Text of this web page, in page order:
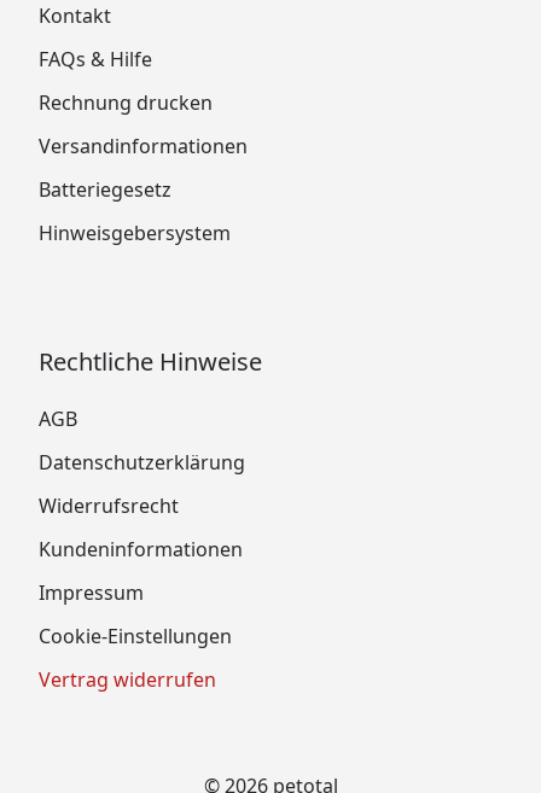
Kontakt
FAQs & Hilfe
Rechnung drucken
Versandinformationen
Batteriegesetz
Hinweisgebersystem
Rechtliche Hinweise
AGB
Datenschutzerklärung
Widerrufsrecht
Kundeninformationen
Impressum
Cookie-Einstellungen
Vertrag widerrufen
© 2026 petotal